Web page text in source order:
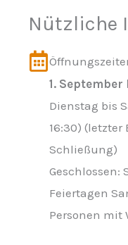
Nützliche
1. September
Dienstag bis
16:30)
Schließung)
Geschlossen:
Feiertagen
Personen mit